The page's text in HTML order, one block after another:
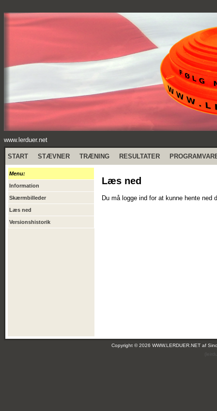
www.lerduer.net
START STÆVNER TRÆNING RESULTATER
Menu:
Information
Skærmbilleder
Læs ned
Versionshistorik
Læs ned
Du må logge ind for at kunne hente
Copyright © 2026 WWW.LERDUER.NET af